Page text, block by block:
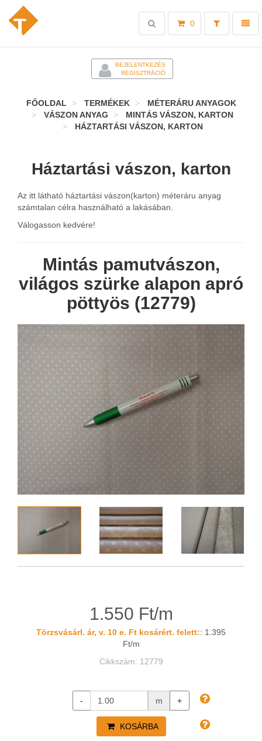
Toggle
0
Toggle
search
BEJELENTKEZÉS
REGISZTRÁCIÓ
FŐOLDAL TERMÉKEK
MÉTERÁRU ANYAGOK
VÁSZON ANYAG
MINTÁS VÁSZON, KARTON
HÁZTARTÁSI VÁSZON, KARTON
Háztartási vászon, karton
Az itt látható háztartási vászon(karton) méteráru anyag
számtalan célra használható a lakásában.
Válogasson kedvére!
Mintás pamutvászon,
világos szürke alapon apró
pöttyös (12779)
1.550 Ft/m
Törzsvásárl. ár, v. 10 e. Ft kosárért. felett:: 1.395
Ft/m
Cikkszám: 12779
- m +
KOSÁRBA